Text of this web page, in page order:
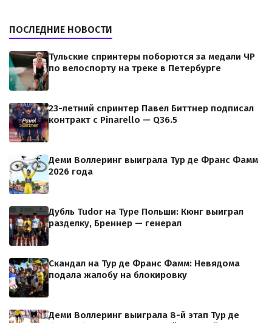
ПОСЛЕДНИЕ НОВОСТИ
Тульские спринтеры поборются за медали ЧР
по велоспорту на треке в Петербурге
23-летний спринтер Павел Биттнер подписал
контракт с Pinarello — Q36.5
Деми Воллеринг выиграла Тур де Франс Фамм
2026 года
Дубль Tudor на Туре Польши: Кюнг выиграл
разделку, Бреннер — генерал
Скандал на Тур де Франс Фамм: Невядома
подала жалобу на блокировку
Деми Воллеринг выиграла 8-й этап Тур де